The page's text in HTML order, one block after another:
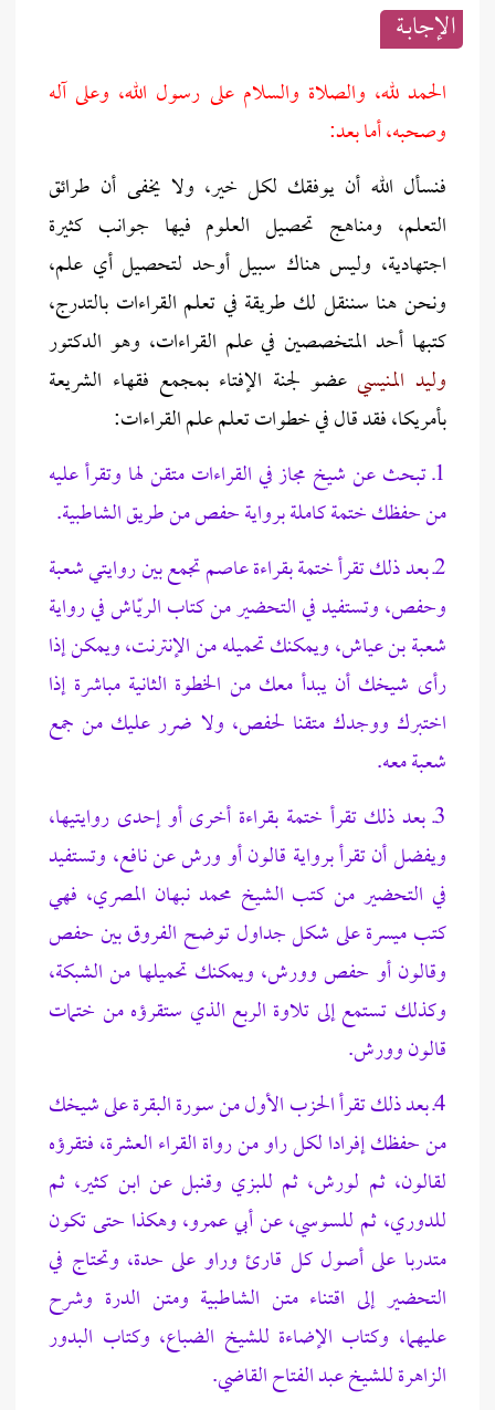
الإجابــة
الحمد لله، والصلاة والسلام على رسول الله، وعلى آله
وصحبه، أما بعد:
فنسأل الله أن يوفقك لكل خير، ولا يخفى أن طرائق
التعلم، ومناهج تحصيل العلوم فيها جوانب كثيرة
اجتهادية، وليس هناك سبيل أوحد لتحصيل أي علم،
ونحن هنا سننقل لك طريقة في تعلم القراءات بالتدرج،
كتبها أحد المتخصصين في علم القراءات، وهو الدكتور
وليد المنيسي عضو لجنة الإفتاء بمجمع فقهاء الشريعة
بأمريكا، فقد قال في خطوات تعلم علم القراءات:
1ـ تبحث عن شيخ مجاز في القراءات متقن لها وتقرأ عليه
من حفظك ختمة كاملة برواية حفص من طريق الشاطبية.
2ـ بعد ذلك تقرأ ختمة بقراءة عاصم تجمع بين روايتي شعبة
وحفص، وتستفيد في التحضير من كتاب الريّاش في رواية
شعبة بن عياش، ويمكنك تحميله من الإنترنت، ويمكن إذا
رأى شيخك أن يبدأ معك من الخطوة الثانية مباشرة إذا
اختبرك ووجدك متقنا لحفص، ولا ضرر عليك من جمع
شعبة معه.
3ـ بعد ذلك تقرأ ختمة بقراءة أخرى أو إحدى روايتيها،
ويفضل أن تقرأ برواية قالون أو ورش عن نافع، وتستفيد
في التحضير من كتب الشيخ محمد نبهان المصري، فهي
كتب ميسرة على شكل جداول توضح الفروق بين حفص
وقالون أو حفص وورش، ويمكنك تحميلها من الشبكة،
وكذلك تستمع إلى تلاوة الربع الذي ستقرؤه من ختمات
قالون وورش.
4ـ بعد ذلك تقرأ الحزب الأول من سورة البقرة على شيخك
من حفظك إفرادا لكل راو من رواة القراء العشرة، فتقرؤه
لقالون، ثم لورش، ثم للبزي وقنبل عن ابن كثير، ثم
للدوري، ثم للسوسي، عن أبي عمرو، وهكذا حتى تكون
متدربا على أصول كل قارئ وراو على حدة، وتحتاج في
التحضير إلى اقتناء متن الشاطبية ومتن الدرة وشرح
عليهما، وكتاب الإضاءة للشيخ الضباع، وكتاب البدور
الزاهرة للشيخ عبد الفتاح القاضي.